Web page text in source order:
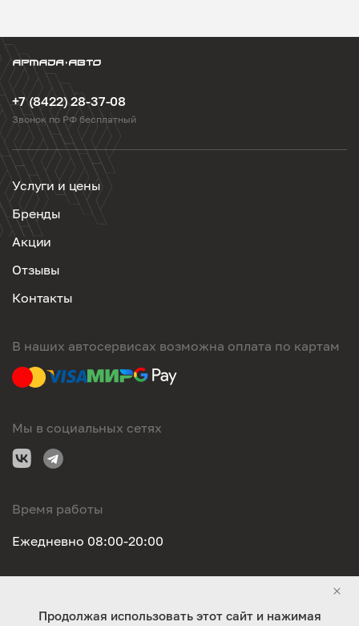
+7 (8422) 28-37-08
Звонок по РФ бесплатный
Услуги и цены
Бренды
Акции
Отзывы
Контакты
В наших автосервисах возможна оплата по картам
Мы в социальных сетях
Время работы
Ежедневно 08:00-20:00
Продолжая использовать этот сайт и нажимая